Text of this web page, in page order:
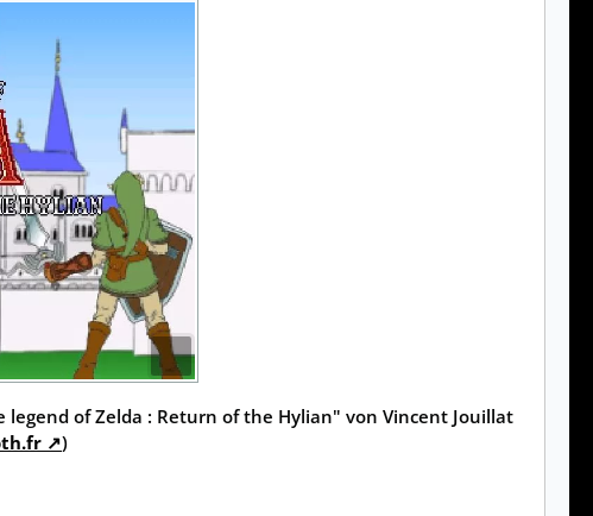
legend of Zelda : Return of the Hylian" von Vincent Jouillat
)